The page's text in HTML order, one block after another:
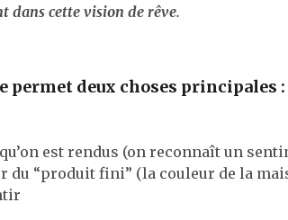
dans cette vision de rêve.
permet deux choses principales :
est rendus (on reconnaît un
du “produit fini” (la couleur de la